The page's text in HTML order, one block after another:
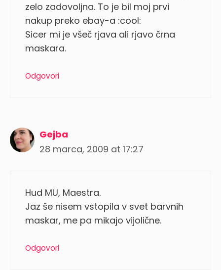
zelo zadovoljna. To je bil moj prvi
nakup preko ebay-a :cool:
Sicer mi je všeč rjava ali rjavo črna
maskara.
Odgovori
Gejba
28 marca, 2009 at 17:27
Hud MU, Maestra.
Jaz še nisem vstopila v svet barvnih
maskar, me pa mikajo vijolične.
Odgovori